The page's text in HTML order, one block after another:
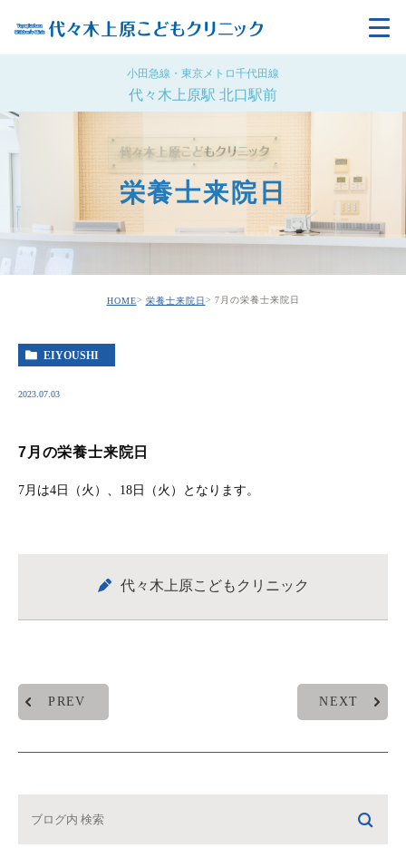
小田急線・東京メトロ千代田線
代々木上原駅 北口駅前
栄養士来院日
HOME 栄養士来院日 7月の栄養士来院日
EIYOUSHI
2023.07.03
7月の栄養士来院日
7月は4日（火）、18日（火）となります。
代々木上原こどもクリニック
PREV NEXT